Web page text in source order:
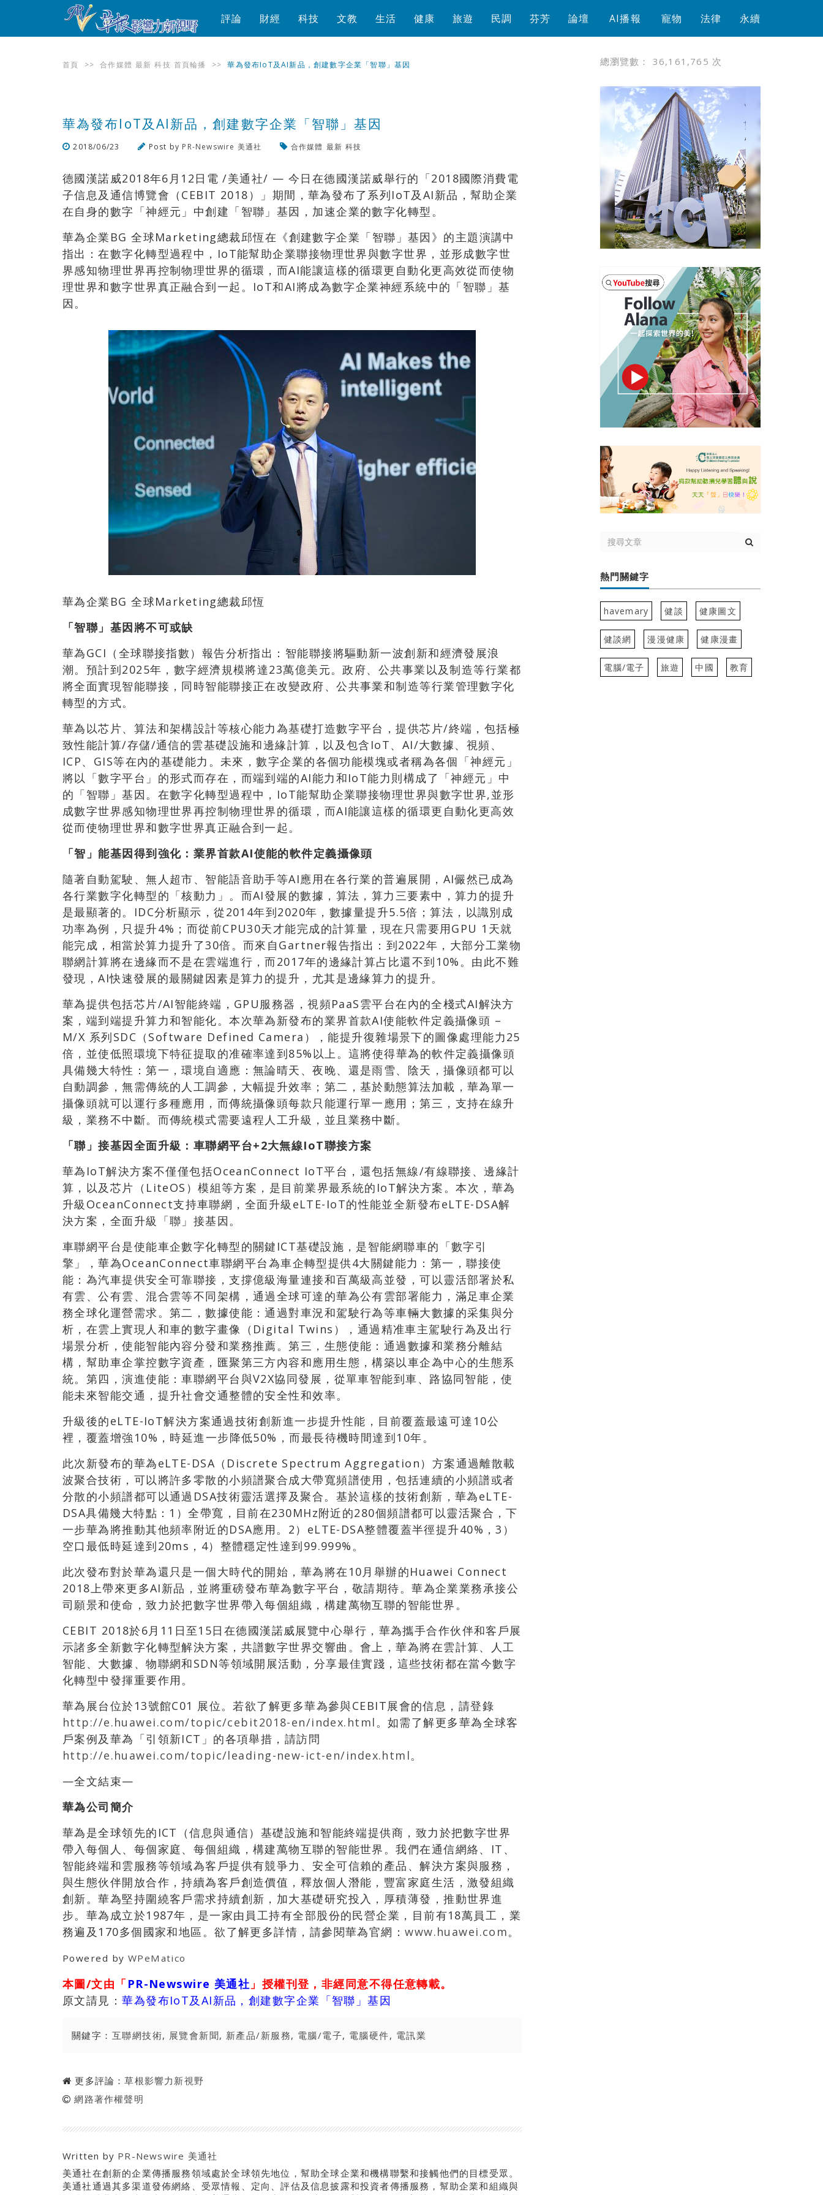
評論 財經 科技 文教 生活 健康 旅遊 民調 芬芳 論壇 AI播報 寵物 法律 永續
首頁 >> 合作媒體 最新 科技 首頁輪播 >> 華為發布IoT及AI新品，創建數字企業「智聯」基因
華為發布IoT及AI新品，創建數字企業「智聯」基因
2018/06/23 Post by PR-Newswire 美通社 合作媒體 最新 科技
德國漢諾威2018年6月12日電 /美通社/ — 今日在德國漢諾威舉行的「2018國際消費電
子信息及通信博覽會（CEBIT 2018）」期間，華為發布了系列IoT及AI新品，幫助企業
在自身的數字「神經元」中創建「智聯」基因，加速企業的數字化轉型。
華為企業BG 全球Marketing總裁邱恆在《創建數字企業「智聯」基因》的主題演講中
指出：在數字化轉型過程中，IoT能幫助企業聯接物理世界與數字世界，並形成數字世
界感知物理世界再控制物理世界的循環，而AI能讓這樣的循環更自動化更高效從而使物
理世界和數字世界真正融合到一起。IoT和AI將成為數字企業神經系統中的「智聯」基
因。
華為企業BG 全球Marketing總裁邱恆
「智聯 」 基因將不可或缺
華為GCI（全球聯接指數）報告分析指出：智能聯接將驅動新一波創新和經濟發展浪
潮。預計到2025年，數字經濟規模將達23萬億美元。政府、公共事業以及制造等行業都
將全面實現智能聯接，同時智能聯接正在改變政府、公共事業和制造等行業管理數字化
轉型的方式。
華為以芯片、算法和架構設計等核心能力為基礎打造數字平台，提供芯片/終端，包括極
致性能計算/存儲/通信的雲基礎設施和邊緣計算，以及包含IoT、AI/大數據、視頻、
ICP、GIS等在內的基礎能力。未來，數字企業的各個功能模塊或者稱為各個「神經元」
將以「數字平台」的形式而存在，而端到端的AI能力和IoT能力則構成了「神經元」中
的「智聯」基因。在數字化轉型過程中，IoT能幫助企業聯接物理世界與數字世界,並形
成數字世界感知物理世界再控制物理世界的循環，而AI能讓這樣的循環更自動化更高效
從而使物理世界和數字世界真正融合到一起。
「智 」能基因得到強化：業界首款AI使能的軟件定義攝像頭
隨著自動駕駛、無人超市、智能語音助手等AI應用在各行業的普遍展開，AI儼然已成為
各行業數字化轉型的「核動力」。而AI發展的數據，算法，算力三要素中，算力的提升
是最顯著的。IDC分析顯示，從2014年到2020年，數據量提升5.5倍；算法，以識別成
功率為例，只提升4%；而從前CPU30天才能完成的計算量，現在只需要用GPU 1天就
能完成，相當於算力提升了30倍。而來自Gartner報告指出：到2022年，大部分工業物
聯網計算將在邊緣而不是在雲端進行，而2017年的邊緣計算占比還不到10%。由此不難
發現，AI快速發展的最關鍵因素是算力的提升，尤其是邊緣算力的提升。
華為提供包括芯片/AI智能終端，GPU服務器，視頻PaaS雲平台在內的全棧式AI解決方
案，端到端提升算力和智能化。本次華為新發布的業界首款AI使能軟件定義攝像頭 –
M/X 系列SDC（Software Defined Camera），能提升復雜場景下的圖像處理能力25
倍，並使低照環境下特征提取的准確率達到85%以上。這將使得華為的軟件定義攝像頭
具備幾大特性：第一，環境自適應：無論晴天、夜晚、還是雨雪、陰天，攝像頭都可以
自動調參，無需傳統的人工調參，大幅提升效率；第二，基於動態算法加載，華為單一
攝像頭就可以運行多種應用，而傳統攝像頭每款只能運行單一應用；第三，支持在線升
級，業務不中斷。而傳統模式需要遠程人工升級，並且業務中斷。
「聯 」接基因全面升級：車聯網平台+2大無線IoT聯接方案
華為IoT解決方案不僅僅包括OceanConnect IoT平台，還包括無線/有線聯接、邊緣計
算，以及芯片（LiteOS）模組等方案，是目前業界最系統的IoT解決方案。本次，華為
升級OceanConnect支持車聯網，全面升級eLTE-IoT的性能並全新發布eLTE-DSA解
決方案，全面升級「聯」接基因。
車聯網平台是使能車企數字化轉型的關鍵ICT基礎設施，是智能網聯車的「數字引
擎」，華為OceanConnect車聯網平台為車企轉型提供4大關鍵能力：第一，聯接使
能：為汽車提供安全可靠聯接，支撐億級海量連接和百萬級高並發，可以靈活部署於私
有雲、公有雲、混合雲等不同架構，通過全球可達的華為公有雲部署能力，滿足車企業
務全球化運營需求。第二，數據使能：通過對車況和駕駛行為等車輛大數據的采集與分
析，在雲上實現人和車的數字畫像（Digital Twins），通過精准車主駕駛行為及出行
場景分析，使能智能內容分發和業務推薦。第三，生態使能：通過數據和業務分離結
構，幫助車企掌控數字資產，匯聚第三方內容和應用生態，構築以車企為中心的生態系
統。第四，演進使能：車聯網平台與V2X協同發展，從單車智能到車、路協同智能，使
能未來智能交通，提升社會交通整體的安全性和效率。
升級後的eLTE-IoT解決方案通過技術創新進一步提升性能，目前覆蓋最遠可達10公
裡，覆蓋增強10%，時延進一步降低50%，而最長待機時間達到10年。
此次新發布的華為eLTE-DSA（Discrete Spectrum Aggregation）方案通過離散載
波聚合技術，可以將許多零散的小頻譜聚合成大帶寬頻譜使用，包括連續的小頻譜或者
分散的小頻譜都可以通過DSA技術靈活選擇及聚合。基於這樣的技術創新，華為eLTE-
DSA具備幾大特點：1）全帶寬，目前在230MHz附近的280個頻譜都可以靈活聚合，下
一步華為將推動其他頻率附近的DSA應用。2）eLTE-DSA整體覆蓋半徑提升40%，3）
空口最低時延達到20ms，4）整體穩定性達到99.999%。
此次發布對於華為還只是一個大時代的開始，華為將在10月舉辦的Huawei Connect
2018上帶來更多AI新品，並將重磅發布華為數字平台，敬請期待。華為企業業務承接公
司願景和使命，致力於把數字世界帶入每個組織，構建萬物互聯的智能世界。
CEBIT 2018於6月11日至15日在德國漢諾威展覽中心舉行，華為攜手合作伙伴和客戶展
示諸多全新數字化轉型解決方案，共譜數字世界交響曲。會上，華為將在雲計算、人工
智能、大數據、物聯網和SDN等領域開展活動，分享最佳實踐，這些技術都在當今數字
化轉型中發揮重要作用。
華為展台位於13號館C01 展位。若欲了解更多華為參與CEBIT展會的信息，請登錄
http://e.huawei.com/topic/cebit2018-en/index.html。如需了解更多華為全球客
戶案例及華為「引領新ICT」的各項舉措，請訪問
http://e.huawei.com/topic/leading-new-ict-en/index.html。
—全文結束—
華為公司簡介
華為是全球領先的ICT（信息與通信）基礎設施和智能終端提供商，致力於把數字世界
帶入每個人、每個家庭、每個組織，構建萬物互聯的智能世界。我們在通信網絡、IT、
智能終端和雲服務等領域為客戶提供有競爭力、安全可信賴的產品、解決方案與服務，
與生態伙伴開放合作，持續為客戶創造價值，釋放個人潛能，豐富家庭生活，激發組織
創新。華為堅持圍繞客戶需求持續創新，加大基礎研究投入，厚積薄發，推動世界進
步。華為成立於1987年，是一家由員工持有全部股份的民營企業，目前有18萬員工，業
務遍及170多個國家和地區。欲了解更多詳情，請參閱華為官網：www.huawei.com。
Powered by WPeMatico
本圖/文由「 PR-Newswire 美通社 」授權刊登，非經同意不得任意轉載。
原文請見：華為發布IoT及AI新品，創建數字企業「智聯」基因
關鍵字： 互聯網技術, 展覽會新聞, 新產品/新服務, 電腦/電子, 電腦硬件, 電訊業
更多評論：草根影響力新視野
網路著作權聲明
Written by PR-Newswire 美通社
美通社在創新的企業傳播服務領域處於全球領先地位，幫助全球企業和機構聯繫和接觸他們的目標受眾。
美通社通過其多渠道發佈網絡、受眾情報、定向、評估及信息披露和投資者傳播服務，幫助企業和組織與
總瀏覽數： 36,161,765 次
熱門關鍵字
havemary 健談 健康圖文
健談網 漫漫健康 健康漫畫
電腦/電子 旅遊 中國 教育